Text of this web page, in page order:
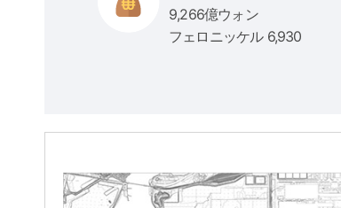
9,266億ウォン
フェロニッケル 6,930